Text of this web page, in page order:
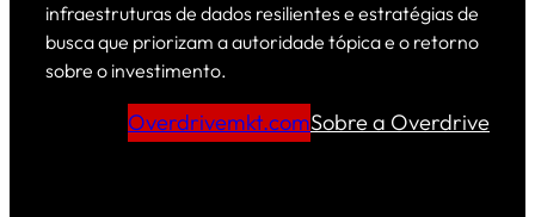
infraestruturas de dados resilientes e estratégias de
busca que priorizam a autoridade tópica e o retorno
sobre o investimento.
Overdrivemkt.comSobre a Overdrive